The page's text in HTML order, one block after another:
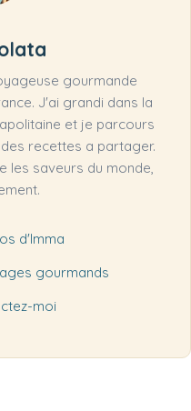
gourmande
J'ai grandi dans la
et je parcours
recettes a partager.
les saveurs du monde,
d'Imma
gourmands
moi